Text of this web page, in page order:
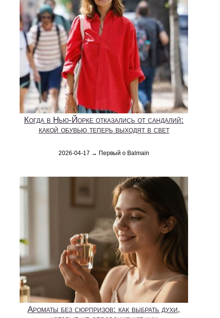
Когда в Нью-Йорке отказались от сандалий:
какой обувью теперь выходят в свет
2026-04-17 → Первый о Balmain
Ароматы без сюрпризов: как выбрать духи,